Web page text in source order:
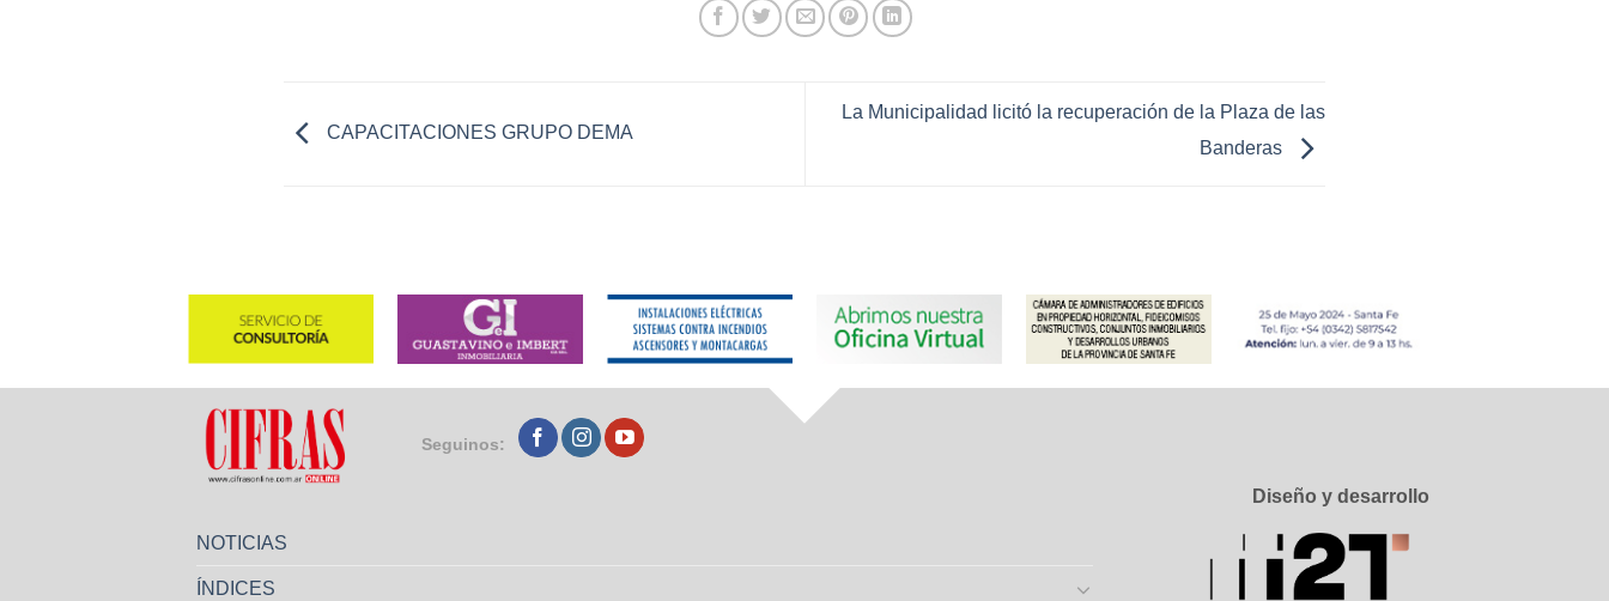
CAPACITACIONES GRUPO DEMA
La Municipalidad licitó la recuperación de la Plaza de las
Banderas
Seguinos:
NOTICIAS
ÍNDICES
Diseño y desarrollo